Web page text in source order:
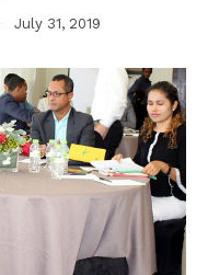
July 31, 2019